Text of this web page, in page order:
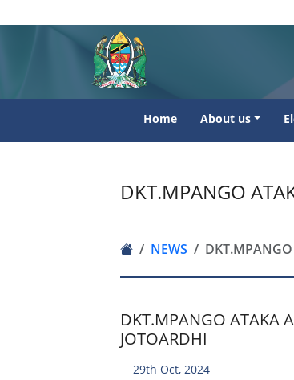
Home About us
DKT.MPANGO
NEWS
DKT.MPANGO ATAKA
JOTOARDHI
29th Oct, 2024